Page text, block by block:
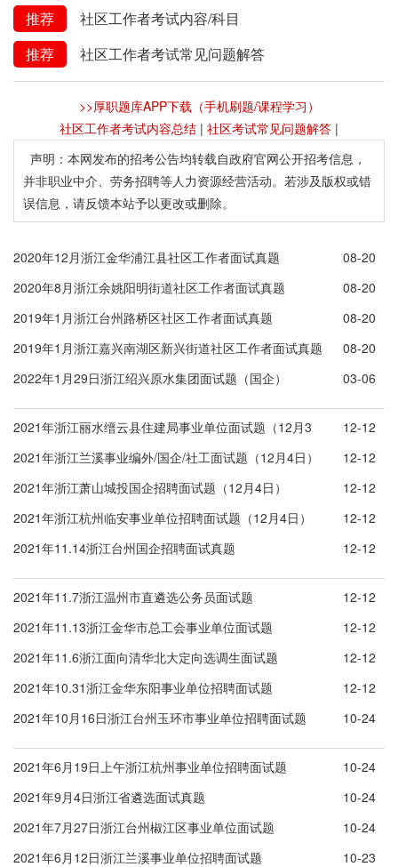
推荐
社区工作者考试内容/科目
推荐
社区工作者考试常见问题解答
>>厚职题库APP下载（手机刷题/课程学习）
社区工作者考试内容总结 | 社区考试常见问题解答 |
声明：本网发布的招考公告均转载自政府官网公开招考信息，
并非职业中介、劳务招聘等人力资源经营活动。若涉及版权或错
误信息，请反馈本站予以更改或删除。
2020年12月浙江金华浦江县社区工作者面试真题
08-20
2020年8月浙江余姚阳明街道社区工作者面试真题
08-20
2019年1月浙江台州路桥区社区工作者面试真题
08-20
2019年1月浙江嘉兴南湖区新兴街道社区工作者面试真题
08-20
2022年1月29日浙江绍兴原水集团面试题（国企）
03-06
2021年浙江丽水缙云县住建局事业单位面试题（12月3
日）
12-12
2021年浙江兰溪事业编外/国企/社工面试题（12月4日）
12-12
2021年浙江萧山城投国企招聘面试题（12月4日）
12-12
2021年浙江杭州临安事业单位招聘面试题（12月4日）
12-12
2021年11.14浙江台州国企招聘面试真题
12-12
2021年11.7浙江温州市直遴选公务员面试题
12-12
2021年11.13浙江金华市总工会事业单位面试题
12-12
2021年11.6浙江面向清华北大定向选调生面试题
12-12
2021年10.31浙江金华东阳事业单位招聘面试题
12-12
2021年10月16日浙江台州玉环市事业单位招聘面试题
10-24
2021年6月19日上午浙江杭州事业单位招聘面试题
10-24
2021年9月4日浙江省遴选面试真题
10-24
2021年7月27日浙江台州椒江区事业单位面试题
10-24
2021年6月12日浙江兰溪事业单位招聘面试题
10-23